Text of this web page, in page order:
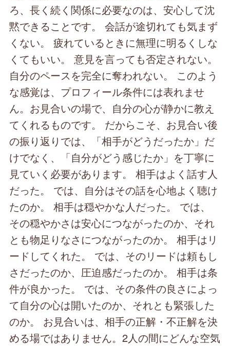
ろ、長く続く関係に必要なのは、安心して沈
黙できることです。 会話が途切れても気まず
くない。 疲れているときに無理に明るくしな
くてもいい。 意見を言っても否定されない。
自分のペースを完全に奪われない。 このよう
な感覚は、プロフィール条件には表れませ
ん。お見合いの場で、自分の心が静かに教え
てくれるものです。 だからこそ、お見合い後
の振り返りでは、「相手がどうだったか」だ
けでなく、「自分がどう感じたか」を丁寧に
見ていく必要があります。 相手はよく話す人
だった。 では、自分はその話を心地よく聴け
たのか。 相手は穏やかな人だった。 では、
その穏やかさは安心につながったのか、それ
とも物足りなさにつながったのか。 相手はリ
ードしてくれた。 では、そのリードは頼もし
さだったのか、圧迫感だったのか。 相手は条
件が良かった。 では、その条件の良さによっ
て自分の心は開いたのか、それとも緊張した
のか。 お見合いは、相手の正解・不正解を決
める場ではありません。2人の間にどんな空気